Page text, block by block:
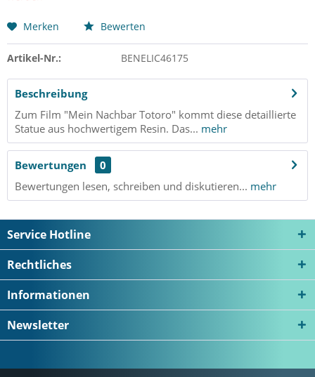
Merken Bewerten
Artikel-Nr.: BENELIC46175
Beschreibung
Zum Film "Mein Nachbar Totoro" kommt diese detaillierte
Statue aus hochwertigem Resin. Das... mehr
Bewertungen
0
Bewertungen lesen, schreiben und diskutieren... mehr
Service Hotline
Rechtliches
Informationen
Newsletter